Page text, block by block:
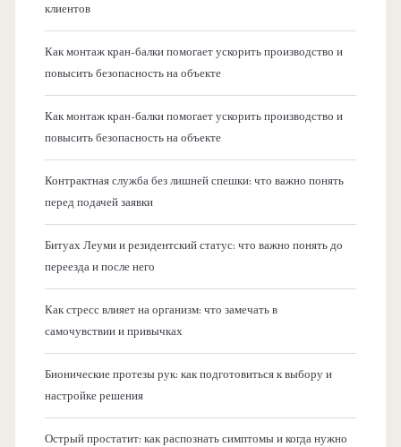
клиентов
Как монтаж кран-балки помогает ускорить производство и
повысить безопасность на объекте
Как монтаж кран-балки помогает ускорить производство и
повысить безопасность на объекте
Контрактная служба без лишней спешки: что важно понять
перед подачей заявки
Битуах Леуми и резидентский статус: что важно понять до
переезда и после него
Как стресс влияет на организм: что замечать в
самочувствии и привычках
Бионические протезы рук: как подготовиться к выбору и
настройке решения
Острый простатит: как распознать симптомы и когда нужно